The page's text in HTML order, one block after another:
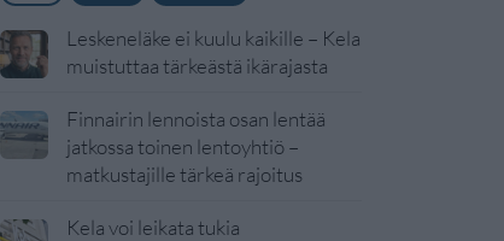
Leskeneläke ei kuulu kaikille – Kela
muistuttaa tärkeästä ikärajasta
Finnairin lennoista osan lentää
jatkossa toinen lentoyhtiö –
matkustajille tärkeä rajoitus
Kela voi leikata tukia